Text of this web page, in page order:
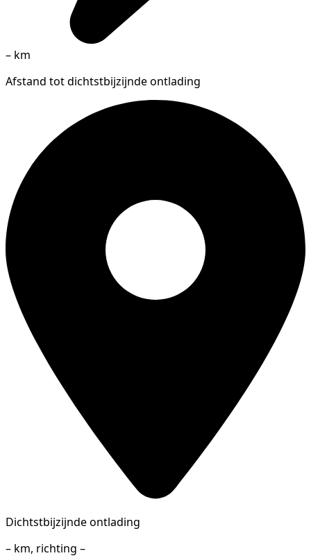
– km
Afstand tot dichtstbijzijnde ontlading
Dichtstbijzijnde ontlading
– km, richting –